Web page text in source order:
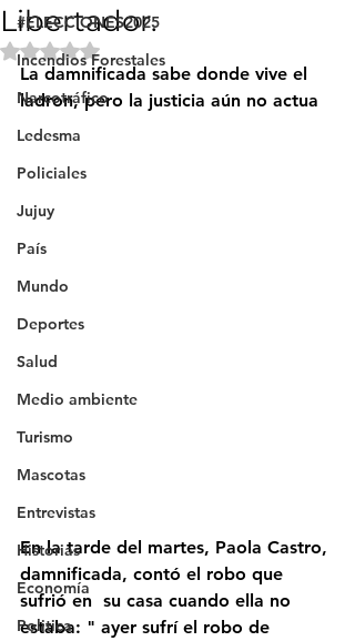
#ELECCIONES2025
Incendios Forestales
Narcotráfico
Ledesma
Policiales
Jujuy
País
Mundo
Deportes
Salud
Medio ambiente
Turismo
Mascotas
Entrevistas
Historias
Economía
Politica
Libertador.
Obtuvo NaN de 5 estrellas.
La damnificada sabe donde vive el
ladron, pero la justicia aún no actua
En la tarde del martes, Paola Castro,
damnificada, contó el robo que
sufrió en  su casa cuando ella no
estaba: " ayer sufrí el robo de